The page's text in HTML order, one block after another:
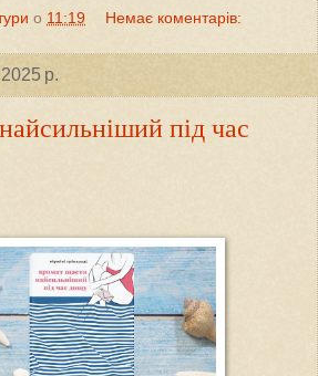
о 11:19 Немає коментарів:
р.
під час